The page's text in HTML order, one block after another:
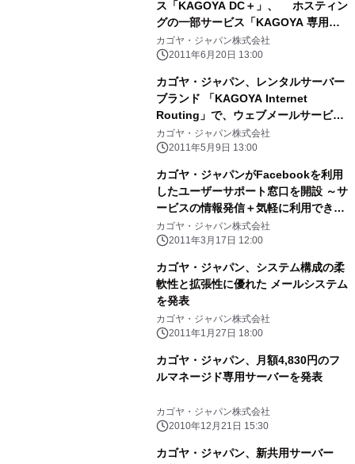
ス「KAGOYA DC＋」、 ホスティン
グの一部サービス「KAGOYA 専用サ
ーバーFLEX」にて IPv6接続対応を
開始！
カゴヤ・ジャパン株式会社
2011年6月20日 13:00
カゴヤ・ジャパン、レンタルサーバー
ブランド 「KAGOYA Internet
Routing」で、ウェブメールサービス
「Active! mail」の提供を開始
カゴヤ・ジャパン株式会社
2011年5月9日 13:00
カゴヤ・ジャパンがFacebookを利用
したユーザーサポート窓口を開設 ～サ
ービスの情報発信＋気軽に利用でき
る“敷居の低い”お問い合わせ窓口～
カゴヤ・ジャパン株式会社
2011年3月17日 12:00
カゴヤ・ジャパン、システム構成の柔
軟性と拡張性に優れた メールシステム
を発表
カゴヤ・ジャパン株式会社
2011年1月27日 18:00
カゴヤ・ジャパン、月額4,830円のフ
ルマネージド専用サーバーを発表
カゴヤ・ジャパン株式会社
2010年12月21日 15:30
カゴヤ・ジャパン、新共用サーバー